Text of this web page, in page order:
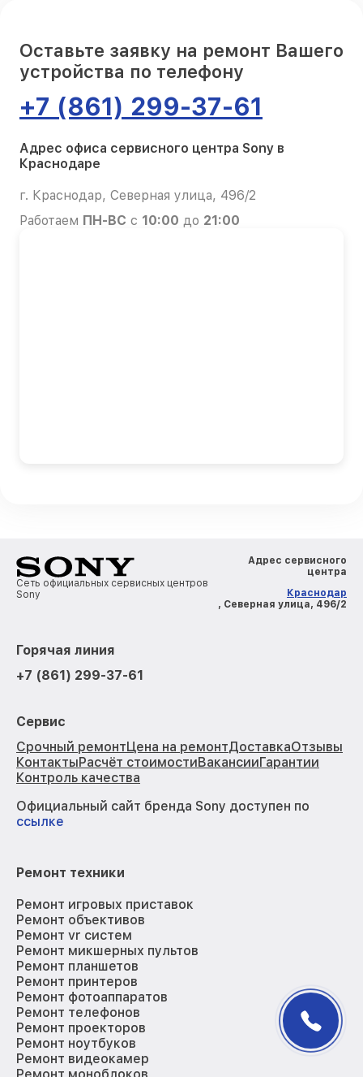
Оставьте заявку на ремонт Вашего
устройства по телефону
+7 (861) 299-37-61
Адрес офиса сервисного центра Sony в
Краснодаре
г. Краснодар, Северная улица, 496/2
Работаем ПН-ВС с 10:00 до 21:00
Сеть официальных сервисных центров
Sony
Адрес сервисного
центра
Краснодар
, Северная улица, 496/2
Горячая линия
+7 (861) 299-37-61
Сервис
Срочный ремонтЦена на ремонтДоставкаОтзывы
КонтактыРасчёт стоимостиВакансииГарантии
Контроль качества
Официальный сайт бренда Sony доступен по
ссылке
Ремонт техники
Ремонт игровых приставок
Ремонт объективов
Ремонт vr систем
Ремонт микшерных пультов
Ремонт планшетов
Ремонт принтеров
Ремонт фотоаппаратов
Ремонт телефонов
Ремонт проекторов
Ремонт ноутбуков
Ремонт видеокамер
Ремонт моноблоков